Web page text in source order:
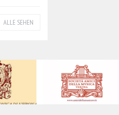
ALLE SEHEN